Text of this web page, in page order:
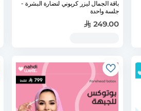
باقة الجمال ليزر كربوني لنضارة البشرة -
جلسة واحدة
249.00